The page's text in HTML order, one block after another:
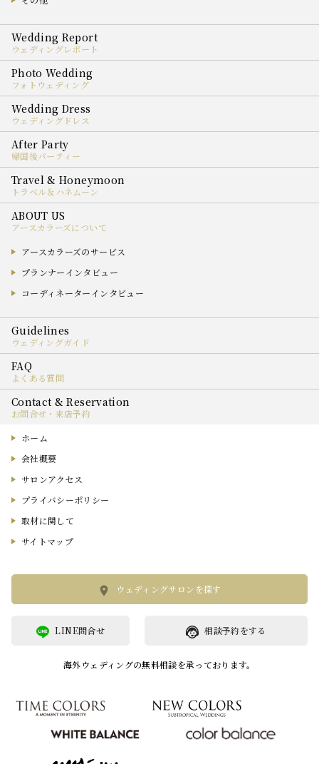
ウェディングレポート
フォトウェディング
ウェディングドレス
帰国後パーティー
トラベル＆ハネムーン
アースカラーズについて
アースカラーズのサービス
プランナーインタビュー
コーディネーターインタビュー
ウェディングガイド
よくある質問
お問合せ・来店予約
ホーム
会社概要
サロンアクセス
プライバシーポリシー
取材に関して
サイトマップ
ウェディングサロンを探す
相談予約をする
LINE問合せ
海外ウェディングの無料相談を承っております。